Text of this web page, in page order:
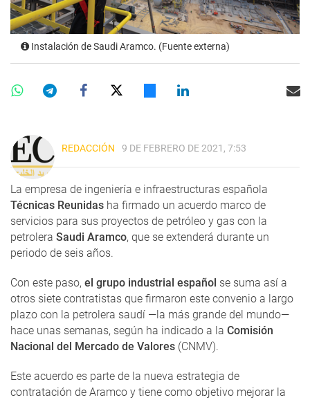
Instalación de Saudi Aramco. (Fuente externa)
REDACCIÓN 9 DE FEBRERO DE 2021, 7:53
La empresa de ingeniería e infraestructuras española
Técnicas Reunidas ha firmado un acuerdo marco de
servicios para sus proyectos de petróleo y gas con la
petrolera Saudi Aramco, que se extenderá durante un
periodo de seis años.
Con este paso, el grupo industrial español se suma así a
otros siete contratistas que firmaron este convenio a largo
plazo con la petrolera saudí —la más grande del mundo—
hace unas semanas, según ha indicado a la Comisión
Nacional del Mercado de Valores (CNMV).
Este acuerdo es parte de la nueva estrategia de
contratación de Aramco y tiene como objetivo mejorar la